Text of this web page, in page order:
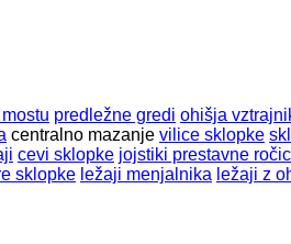
predležne gredi ohišja
centralno mazanje vilice sklopke
cevi sklopke jojstiki prestavne
sklopke ležaji menjalnika ležaji z